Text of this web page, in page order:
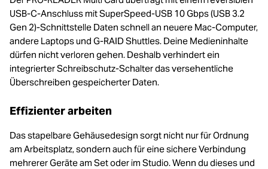
USB-C-Anschluss mit SuperSpeed-USB 10 Gbps (USB 3.2
Gen 2)-Schnittstelle Daten schnell an neuere Mac-Computer,
andere Laptops und G-RAID Shuttles. Deine Medieninhalte
dürfen nicht verloren gehen. Deshalb verhindert ein
integrierter Schreibschutz-Schalter das versehentliche
Überschreiben gespeicherter Daten.
Effizienter arbeiten
Das stapelbare Gehäusedesign sorgt nicht nur für Ordnung
am Arbeitsplatz, sondern auch für eine sichere Verbindung
mehrerer Geräte am Set oder im Studio. Wenn du dieses und